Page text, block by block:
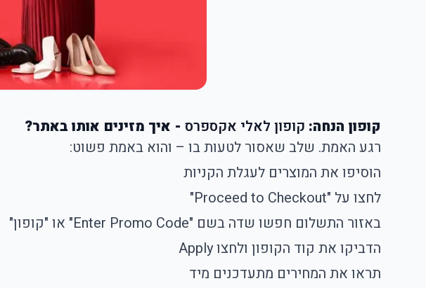
קופון הנחה: קופון לאלי אקספרס - איך מזינים אותו באתר?
רגע האמת. שלב שאסור לטעות בו – והוא באמת פשוט:
הוסיפו את המוצרים לעגלת הקניות
לחצו על "Proceed to Checkout"
באזור התשלום חפשו שדה בשם "Enter Promo Code" או "קופון"
הדביקו את קוד הקופון ולחצו Apply
תראו את המחירים מתעדכנים מיד